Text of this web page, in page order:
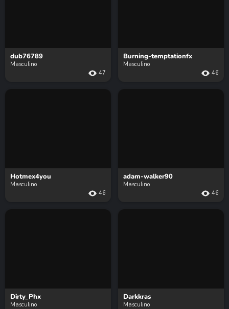
dub76789
Masculino
47
Burning-temptationfx
Masculino
46
Hotmex4you
Masculino
46
adam-walker90
Masculino
46
Dirty_Phx
Masculino
Darkkras
Masculino